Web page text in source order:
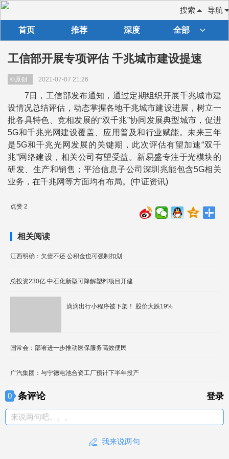
导航
搜索
首页 推荐 深度 全部
工信部开展专项评估 千兆城市建设提速
©原创 2021-07-07 21:26
7日，工信部发布通知，通过定期组织开展千兆城市建
设情况总结评估，动态掌握各地千兆城市建设进展，树立一
批各具特色、竞相发展的“双千兆”协同发展典型城市，促进
5G和千兆光网建设覆盖、应用普及和行业赋能。未来三年
是5G和千兆光网发展的关键期，此次评估有望加速“双千
兆”网络建设，相关公司有望受益。新易盛专注于光模块的
研发、生产和销售；平治信息子公司深圳兆能包含5G相关
业务，在千兆网等方面均有布局。(中证资讯)
点赞 2
相关阅读
江西明确：欠债不还 公积金也可强制扣划
总投资230亿 中石化新型可降解塑料项目开建
滴滴出行小程序被下架！ 股价大跌19%
国常会：部署进一步推动医保服务高效便民
广汽集团：与宁德电池合资工厂预计下半年投产
0 条评论 登录
来说两句吧。。。
我来说两句